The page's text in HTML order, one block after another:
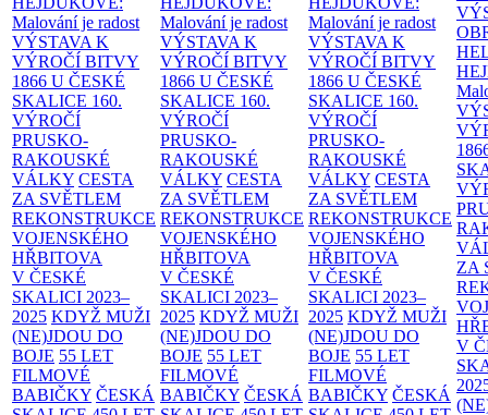
Malování je radost
VÝSTAVA K
VÝROČÍ BITVY
1866 U ČESKÉ
SKALICE 160.
VÝROČÍ
PRUSKO-
RAKOUSKÉ
VÁLKY CESTA
ZA SVĚTLEM
REKONSTRUKCE
VOJENSKÉHO
HŘBITOVA
V ČESKÉ
SKALICI 2023–
2025 KDYŽ MUŽI
(NE)JDOU DO
BOJE 55 LET
FILMOVÉ
BABIČKY ČESKÁ
Malování je radost
VÝSTAVA K
VÝROČÍ BITVY
1866 U ČESKÉ
SKALICE 160.
VÝROČÍ
PRUSKO-
RAKOUSKÉ
VÁLKY CESTA
ZA SVĚTLEM
REKONSTRUKCE
VOJENSKÉHO
HŘBITOVA
V ČESKÉ
SKALICI 2023–
2025 KDYŽ MUŽI
(NE)JDOU DO
BOJE 55 LET
FILMOVÉ
BABIČKY ČESKÁ
Malování je radost
VÝSTAVA K
VÝROČÍ BITVY
1866 U ČESKÉ
SKALICE 160.
VÝROČÍ
PRUSKO-
RAKOUSKÉ
VÁLKY CESTA
ZA SVĚTLEM
REKONSTRUKCE
VOJENSKÉHO
HŘBITOVA
V ČESKÉ
SKALICI 2023–
2025 KDYŽ MUŽI
(NE)JDOU DO
BOJE 55 LET
FILMOVÉ
BABIČKY ČESKÁ
ZA
V